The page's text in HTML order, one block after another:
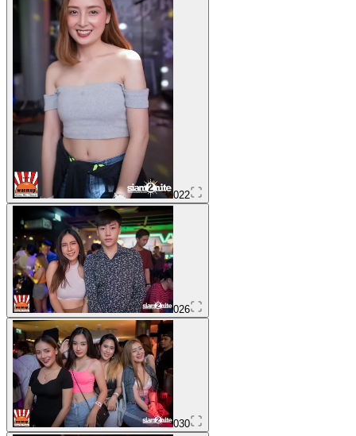
022
026
030